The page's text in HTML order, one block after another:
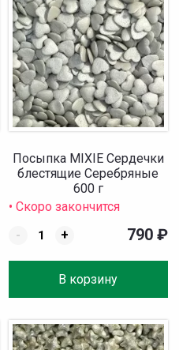
Посыпка MIXIE Сердечки
блестящие Серебряные
600 г
• Скоро закончится
-
+
В корзину
790 ₽